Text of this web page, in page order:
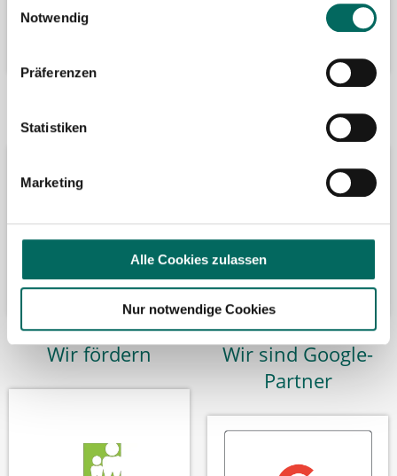
Notwendig
Präferenzen
Statistiken
Marketing
Alle Cookies zulassen
Nur notwendige Cookies
Kooperation mit
Wir fördern
Wir sind Google-
Partner